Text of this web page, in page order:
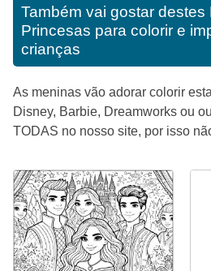
Também vai gostar destes
Princesas para colorir e
crianças
As meninas vão adorar colorir
Disney, Barbie, Dreamworks ou
TODAS no nosso site, por isso